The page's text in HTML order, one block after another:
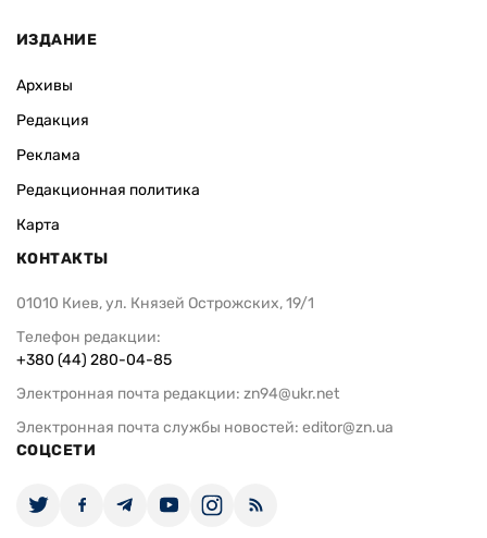
ИЗДАНИЕ
Архивы
Редакция
Реклама
Редакционная политика
Карта
КОНТАКТЫ
01010 Киев, ул. Князей Острожских, 19/1
Телефон редакции:
+380 (44) 280-04-85
Электронная почта редакции: zn94@ukr.net
Электронная почта службы новостей: editor@zn.ua
СОЦСЕТИ